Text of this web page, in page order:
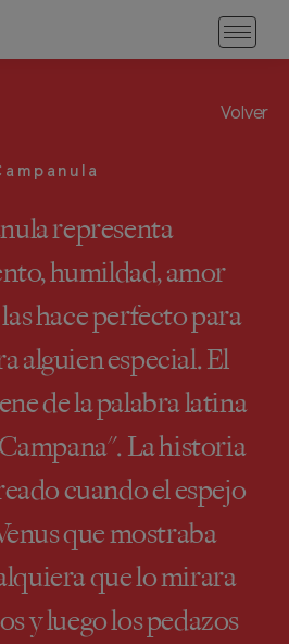
Volver
representa
humildad, amor
hace perfecto para
alguien especial. El
de la palabra latina
La historia
cuando el espejo
que mostraba
que lo mirara
y luego los pedazos